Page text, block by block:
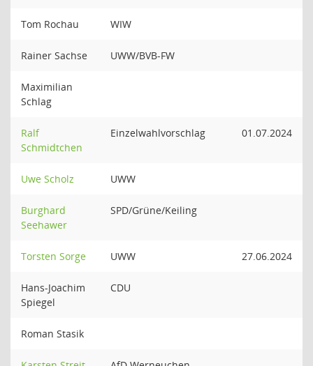
Tom Rochau WIW
Rainer Sachse UWW/BVB-FW
Maximilian
Schlag
Ralf
Schmidtchen
Einzelwahlvorschlag 01.07.2024
Uwe Scholz UWW
Burghard
Seehawer
SPD/Grüne/Keiling
Torsten Sorge UWW 27.06.2024
Hans-Joachim
Spiegel
CDU
Roman Stasik